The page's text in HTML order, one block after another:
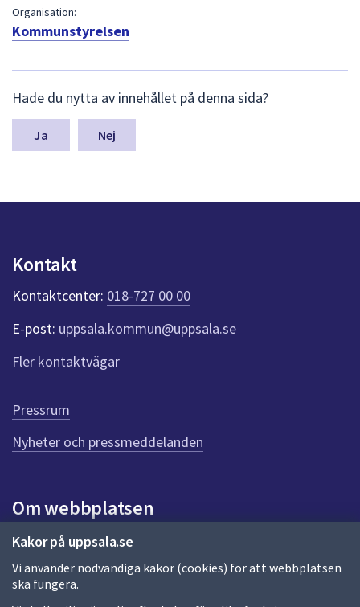
Kakor på uppsala.se
Vi använder nödvändiga kakor (cookies) för att webbplatsen
ska fungera.
Organisation:
Kommunstyrelsen
ä
m
a
n
k
t
e
r
f
ö
r
e
n
n
a
d
a
Hade du nytta av innehållet på denna sida?
Nej
Kontakt
Kontaktcenter: 018-727 00 00
E-post: uppsala.kommun@uppsala.se
Fler kontaktvägar
Pressrum
Nyheter och pressmeddelanden
Om webbplatsen
Om webbplatsen
Allmänna handlingar och diarium
Behandling av personuppgifter